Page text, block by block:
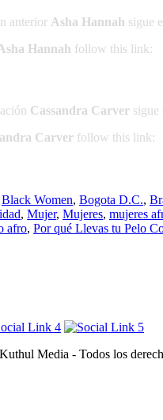
anterior Asha Hannah sigue
Hannah follow this link:
Cassandra Carver sigue
Carver follow this link:
Black Women, Bogota D.C.,
, Mujer, Mujeres, mujeres
afro, Por qué Llevas tu Pelo
Media - Todos los